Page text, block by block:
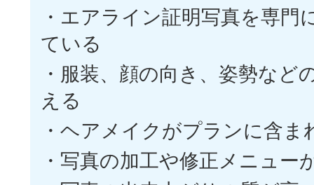
・エアライン証明写真を専門
ている
・服装、顔の向き、姿勢など
える
・ヘアメイクがプランに含
・写真の加工や修正メニュー